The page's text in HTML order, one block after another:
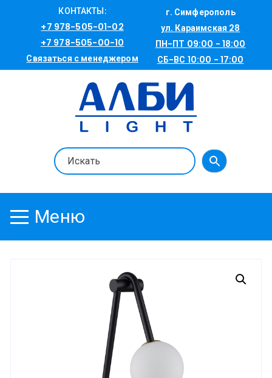
КОНТАКТЫ:
+7 978-505-01-02
+7 978-505-00-10
Связаться с менеджером
г. Симферополь
ул. Караимская 28
ПН-ПТ 09:00 - 18:00
СБ-ВС 10:00 - 17:00
Меню